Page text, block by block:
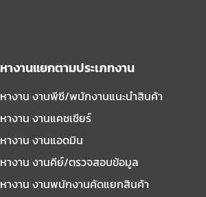
หางานแยกตามประเภทงาน
หางาน งานพีซี/พนักงานแนะนําสินค้า
หางาน งานแคชเชียร์
หางาน งานแอดมิน
หางาน งานคีย์/ตรวจสอบข้อมูล
หางาน งานพนักงานคัดแยกสินค้า